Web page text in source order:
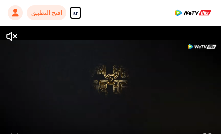
ar افتح التطبيق